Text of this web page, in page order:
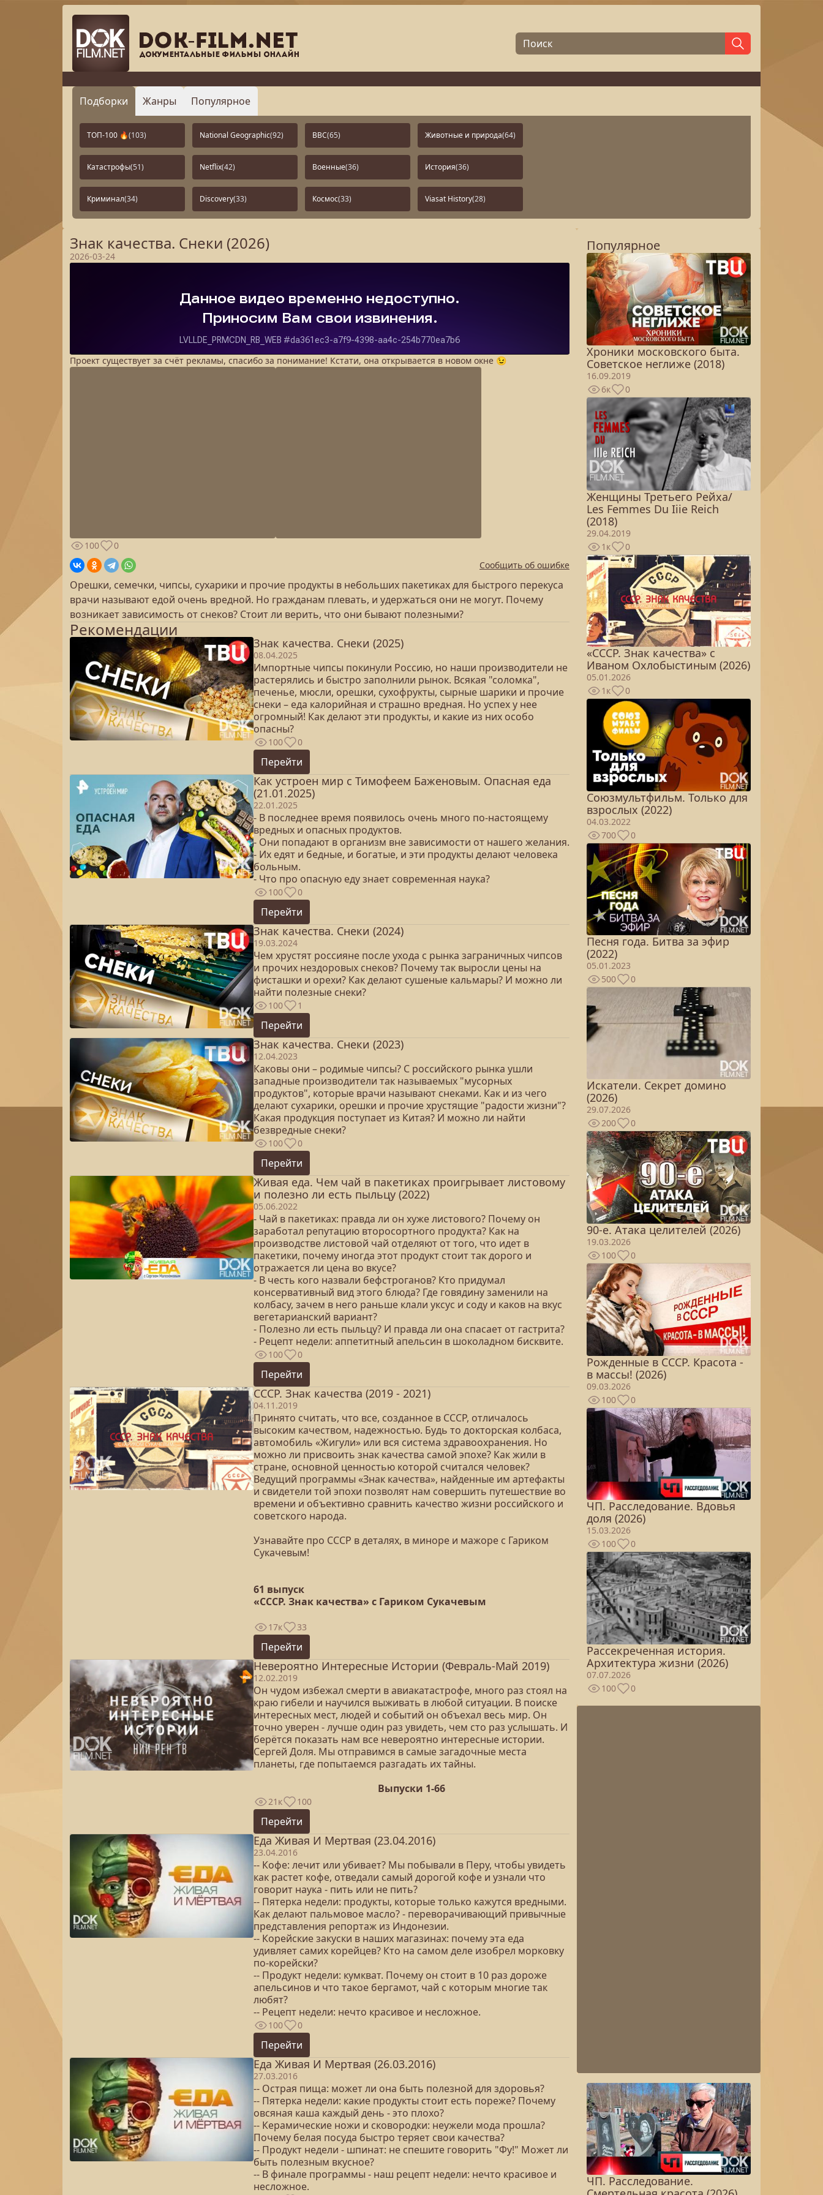
Подборки Жанры Популярное
ТОП-100 🔥(103) National Geographic(92) BBC(65) Животные и природа(64)
Катастрофы(51) Netflix(42) Военные(36) История(36)
Криминал(34) Discovery(33) Космос(33) Viasat History(28)
Знак качества. Снеки (2026)
2026-03-24
Проект существует за счёт рекламы, спасибо за понимание! Кстати, она открывается в новом окне 😉
100
0
Сообщить об ошибке
Орешки, семечки, чипсы, сухарики и прочие продукты в небольших пакетиках для быстрого перекуса
врачи называют едой очень вредной. Но гражданам плевать, и удержаться они не могут. Почему
возникает зависимость от снеков? Стоит ли верить, что они бывают полезными?
Рекомендации
Знак качества. Снеки (2025)
08.04.2025
Импортные чипсы покинули Россию, но наши производители не
растерялись и быстро заполнили рынок. Всякая "соломка",
печенье, мюсли, орешки, сухофрукты, сырные шарики и прочие
снеки – еда калорийная и страшно вредная. Но успех у нее
огромный! Как делают эти продукты, и какие из них особо
опасны?
100 0
Перейти
Как устроен мир с Тимофеем Баженовым. Опасная еда
(21.01.2025)
22.01.2025
- В последнее время появилось очень много по-настоящему
вредных и опасных продуктов.
- Они попадают в организм вне зависимости от нашего желания.
- Их едят и бедные, и богатые, и эти продукты делают человека
больным.
- Что про опасную еду знает современная наука?
100 0
Перейти
Знак качества. Снеки (2024)
19.03.2024
Чем хрустят россияне после ухода с рынка заграничных чипсов
и прочих нездоровых снеков? Почему так выросли цены на
фисташки и орехи? Как делают сушеные кальмары? И можно ли
найти полезные снеки?
100 1
Перейти
Знак качества. Снеки (2023)
12.04.2023
Каковы они – родимые чипсы? С российского рынка ушли
западные производители так называемых "мусорных
продуктов", которые врачи называют снеками. Как и из чего
делают сухарики, орешки и прочие хрустящие "радости жизни"?
Какая продукция поступает из Китая? И можно ли найти
безвредные снеки?
100 0
Перейти
Живая еда. Чем чай в пакетиках проигрывает листовому
и полезно ли есть пыльцу (2022)
05.06.2022
- Чай в пакетиках: правда ли он хуже листового? Почему он
заработал репутацию второсортного продукта? Как на
производстве листовой чай отделяют от того, что идет в
пакетики, почему иногда этот продукт стоит так дорого и
отражается ли цена во вкусе?
- В честь кого назвали бефстроганов? Кто придумал
консервативный вид этого блюда? Где говядину заменили на
колбасу, зачем в него раньше клали уксус и соду и каков на вкус
вегетарианский вариант?
- Полезно ли есть пыльцу? И правда ли она спасает от гастрита?
- Рецепт недели: аппетитный апельсин в шоколадном бисквите.
100 0
Перейти
СССР. Знак качества (2019 - 2021)
04.11.2019
Принято считать, что все, созданное в СССР, отличалось
высоким качеством, надежностью. Будь то докторская колбаса,
автомобиль «Жигули» или вся система здравоохранения. Но
можно ли присвоить знак качества самой эпохе? Как жили в
стране, основной ценностью которой считался человек?
Ведущий программы «Знак качества», найденные им артефакты
и свидетели той эпохи позволят нам совершить путешествие во
времени и объективно сравнить качество жизни российского и
советского народа.
Узнавайте про СССР в деталях, в миноре и мажоре с Гариком
Сукачевым!
61 выпуск
«СССР. Знак качества» с Гариком Сукачевым
17к 33
Перейти
Невероятно Интересные Истории (Февраль-Май 2019)
12.02.2019
Он чудом избежал смерти в авиакатастрофе, много раз стоял на
краю гибели и научился выживать в любой ситуации. В поиске
интересных мест, людей и событий он объехал весь мир. Он
точно уверен - лучше один раз увидеть, чем сто раз услышать. И
берётся показать нам все невероятно интересные истории.
Сергей Доля. Мы отправимся в самые загадочные места
планеты, где попытаемся разгадать их тайны.
Выпуски 1-66
21к 100
Перейти
Еда Живая И Мертвая (23.04.2016)
23.04.2016
-- Кофе: лечит или убивает? Мы побывали в Перу, чтобы увидеть
как растет кофе, отведали самый дорогой кофе и узнали что
говорит наука - пить или не пить?
-- Пятерка недели: продукты, которые только кажутся вредными.
Как делают пальмовое масло? - переворачивающий привычные
представления репортаж из Индонезии.
-- Корейские закуски в наших магазинах: почему эта еда
удивляет самих корейцев? Кто на самом деле изобрел морковку
по-корейски?
-- Продукт недели: кумкват. Почему он стоит в 10 раз дороже
апельсинов и что такое бергамот, чай с которым многие так
любят?
-- Рецепт недели: нечто красивое и несложное.
100 0
Перейти
Еда Живая И Мертвая (26.03.2016)
27.03.2016
-- Острая пища: может ли она быть полезной для здоровья?
-- Пятерка недели: какие продукты стоит есть пореже? Почему
овсяная каша каждый день - это плохо?
-- Керамические ножи и сковородки: неужели мода прошла?
Почему белая посуда быстро теряет свои качества?
-- Продукт недели - шпинат: не спешите говорить "Фу!" Может ли
быть полезным вкусное?
-- В финале программы - наш рецепт недели: нечто красивое и
несложное.
Популярное
Хроники московского быта.
Советское неглиже (2018)
16.09.2019
6к
0
Женщины Третьего Рейха/
Les Femmes Du Iiie Reich
(2018)
29.04.2019
1к
0
«СССР. Знак качества» с
Иваном Охлобыстиным (2026)
05.01.2026
1к
0
Союзмультфильм. Только для
взрослых (2022)
04.03.2022
700
0
Песня года. Битва за эфир
(2022)
05.01.2023
500
0
Искатели. Секрет домино
(2026)
29.07.2026
200
0
90-е. Атака целителей (2026)
19.03.2026
100
0
Рожденные в СССР. Красота -
в массы! (2026)
09.03.2026
100
0
ЧП. Расследование. Вдовья
доля (2026)
15.03.2026
100
0
Рассекреченная история.
Архитектура жизни (2026)
07.07.2026
100
0
ЧП. Расследование.